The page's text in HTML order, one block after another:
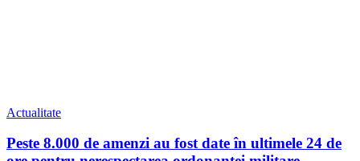
Actualitate
Peste 8.000 de amenzi au fost date în ultimele 24 de